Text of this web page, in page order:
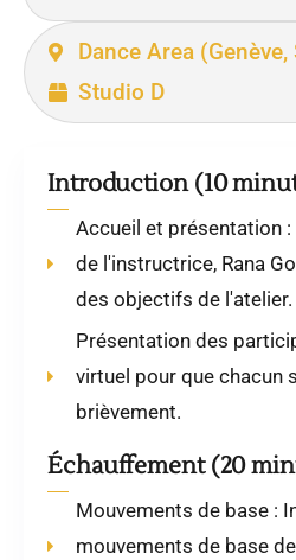
Dance Area
Studio D
Introduction (10
Accueil et présentation
de l'instructrice, Rana
des objectifs de l'atelier.
Présentation des
virtuel pour que chacun
brièvement.
Échauffement (20
Mouvements de base :
mouvements de base